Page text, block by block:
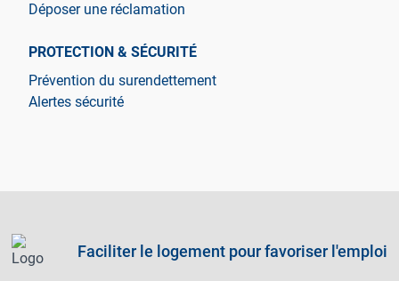
Déposer une réclamation
PROTECTION & SÉCURITÉ
Prévention du surendettement
Alertes sécurité
Faciliter le logement pour favoriser l'emploi